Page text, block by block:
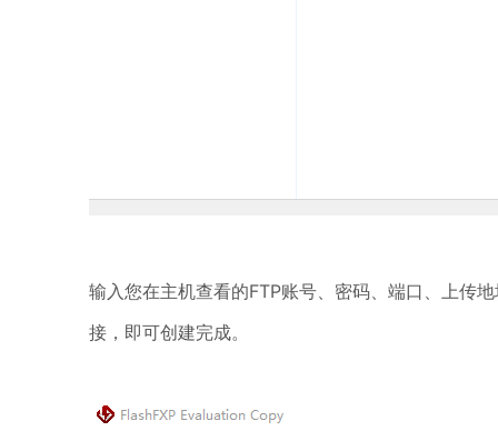
输入您在主机查看的FTP账号、密码、端口、上传
接，即可创建完成。